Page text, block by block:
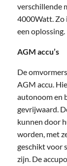
verschillende
4000Watt. Zo
een oplossing.
AGM accu’s
De
AGM accu.
autonoom en
gevrijwaard.
kunnen door
worden, met
geschikt voor
zijn. De